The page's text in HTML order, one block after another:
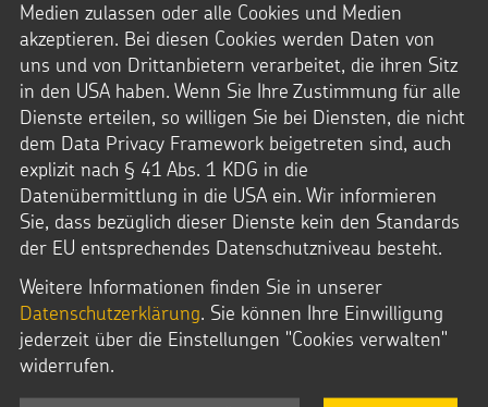
Magazin S.15 Starke Kinder_Eramma
Datei Info
Dateigröße: 745,0 KB
Medien zulassen oder alle Cookies und Medien
akzeptieren. Bei diesen Cookies werden Daten von
uns und von Drittanbietern verarbeitet, die ihren Sitz
in den USA haben. Wenn Sie Ihre Zustimmung für alle
Dienste erteilen, so willigen Sie bei Diensten, die nicht
dem Data Privacy Framework beigetreten sind, auch
explizit nach § 41 Abs. 1 KDG in die
Datenübermittlung in die USA ein. Wir informieren
Sie, dass bezüglich dieser Dienste kein den Standards
der EU entsprechendes Datenschutzniveau besteht.
Weitere Informationen finden Sie in unserer
Datenschutzerklärung. Sie können Ihre Einwilligung
jederzeit über die Einstellungen "Cookies verwalten"
widerrufen.